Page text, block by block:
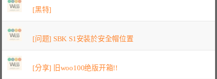
[黑特]
[问题] SBK S1安装於安全帽位置
[分享] 旧woo100绝版开箱!!